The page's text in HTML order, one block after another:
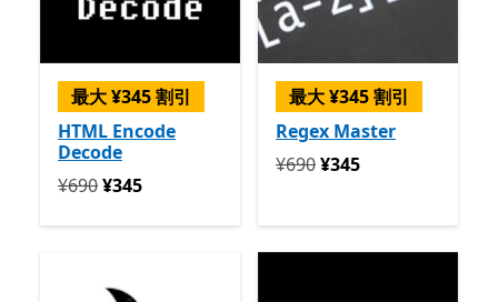
最大 ¥345 割引
HTML Encode
Decode
定価 ¥690 今すぐ ¥345
¥690¥345
最大 ¥345 割引
Regex Master
定価 ¥690 今すぐ ¥345
¥690¥345